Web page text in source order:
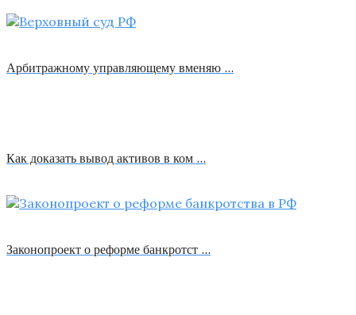
Арбитражному управляющему вменяю …
Как доказать вывод активов в ком …
Законопроект о реформе банкротст …